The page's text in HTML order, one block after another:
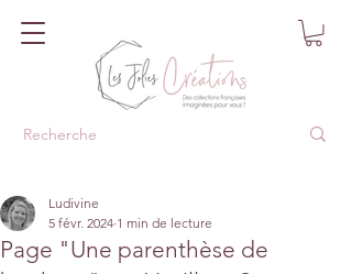
Page "Une parenthèse de
Ludivine
5 févr. 2024 1 min de lecture